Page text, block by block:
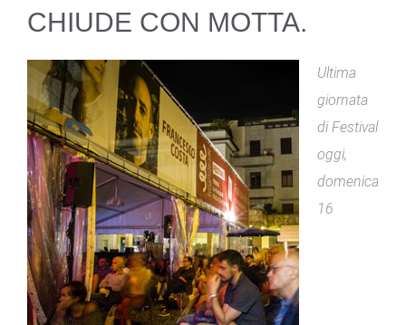
CHIUDE CON MOTTA.
Ultima
giornata
di Festival
oggi,
domenica
16